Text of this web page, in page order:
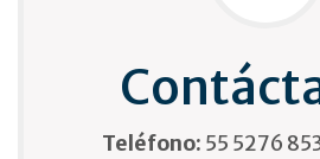
Teléfono: 55 5276